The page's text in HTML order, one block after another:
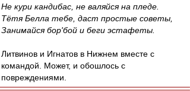
Не кури кандибас, не валяйся на пледе.
Тётя Белла тебе, даст простые советы,
Занимайся бор'бой и беги эстафеты.
Литвинов и Игнатов в Нижнем вместе с
командой. Может, и обошлось с
повреждениями.